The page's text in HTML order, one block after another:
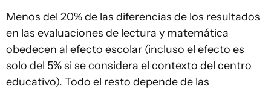
Menos del 20% de las diferencias de los resultados
en las evaluaciones de lectura y matemática
obedecen al efecto escolar (incluso el efecto es
solo del 5% si se considera el contexto del centro
educativo). Todo el resto depende de las